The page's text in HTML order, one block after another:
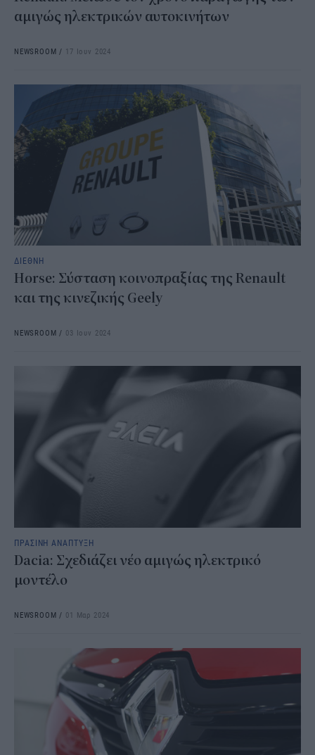
αμιγώς ηλεκτρικών αυτοκινήτων
NEWSROOM / 17 Ιουν 2024
ΔΙΕΘΝΗ
Horse: Σύσταση κοινοπραξίας της Renault
και της κινεζικής Geely
NEWSROOM / 03 Ιουν 2024
ΠΡΑΣΙΝΗ ΑΝΑΠΤΥΞΗ
Dacia: Σχεδιάζει νέο αμιγώς ηλεκτρικό
μοντέλο
NEWSROOM / 01 Μαρ 2024